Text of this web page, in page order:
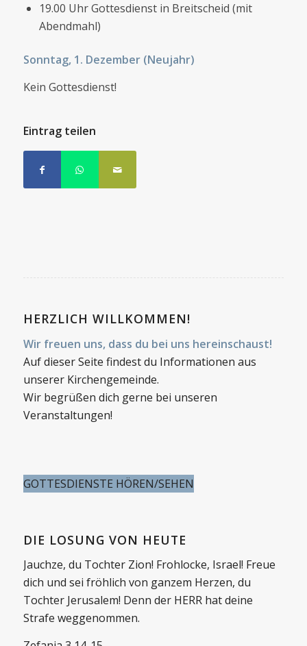
19.00 Uhr Gottesdienst in Breitscheid (mit
Abendmahl)
Sonntag, 1. Dezember (Neujahr)
Kein Gottesdienst!
Eintrag teilen
HERZLICH WILLKOMMEN!
Wir freuen uns, dass du bei uns hereinschaust!
Auf dieser Seite findest du Informationen aus
unserer Kirchengemeinde.
Wir begrüßen dich gerne bei unseren
Veranstaltungen!
GOTTESDIENSTE HÖREN/SEHEN
DIE LOSUNG VON HEUTE
Jauchze, du Tochter Zion! Frohlocke, Israel! Freue
dich und sei fröhlich von ganzem Herzen, du
Tochter Jerusalem! Denn der HERR hat deine
Strafe weggenommen.